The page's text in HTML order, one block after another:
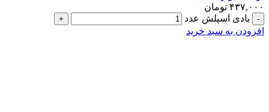
۴۳۷,۰۰۰ تومان
بادی اسپلش عدد
افزودن به سبد خرید